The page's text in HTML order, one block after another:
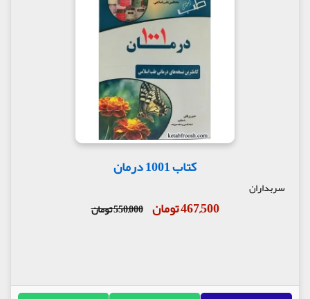
کتاب 1001 درمان
سربداران
467,500 تومان 550,000 تومان